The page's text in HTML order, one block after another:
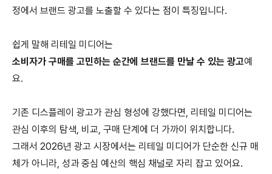
정에서 브랜드 광고를 노출할 수 있다는 점이 특징입니다.
쉽게 말해 리테일 미디어는
소비자가 구매를 고민하는 순간에 브랜드를 만날 수 있는 광고예
요.
기존 디스플레이 광고가 관심 형성에 강했다면 리테일 미디어는
관심 이후의 탐색 비교 구매 단계에 더 가까이 위치합니다.
그래서 2026년 광고 시장에서는 리테일 미디어가 단순한 신규 매
체가 아니라 성과 중심 예산의 핵심 채널로 자리 잡고 있어요.